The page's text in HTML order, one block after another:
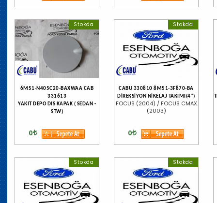
Stokda
6M51-N405C20-BAXWAA CAB
331613
YAKIT DEPO DIS KAPAK ( SEDAN -
STW)
0
Stokda
CABU 330810 8M51-3F870-BA
DİREKSİYON NİKELAJ TAKIMI(4*)
FOCUS (2004) / FOCUS CMAX
(2003)
0
Stokda Stokda